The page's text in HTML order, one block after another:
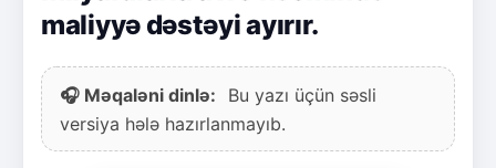
maliyyə dəstəyi ayırır.
🎧 Məqaləni dinlə:
Bu yazı üçün səsli
versiya hələ hazırlanmayıb.